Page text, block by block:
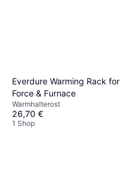
Everdure Warming Rack for
Force & Furnace
Warmhalterost
26,70 €
1 Shop